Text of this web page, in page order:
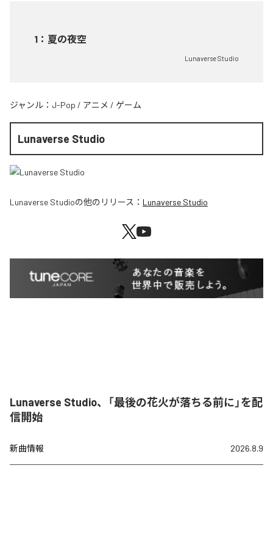
1 ： 夏の夜空
Lunaverse Studio
ジャンル： J-Pop / アニメ / ゲーム
Lunaverse Studio
Lunaverse Studioの他のリリース： Lunaverse Studio
Lunaverse Studio、「最後の花火が落ちる前に」を配
信開始
新曲情報 2026.8.9